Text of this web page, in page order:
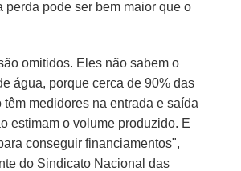
perda pode ser bem maior que o
omitidos. Eles não sabem o
água, porque cerca de 90% das
medidores na entrada e saída
estimam o volume produzido. E
conseguir financiamentos",
do Sindicato Nacional das